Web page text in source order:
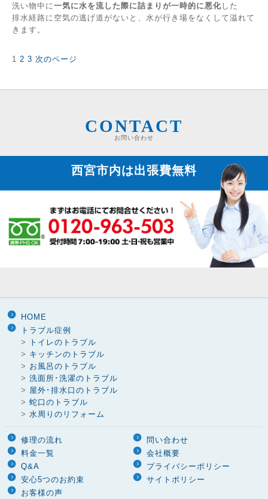
洗い物中に一気に水を流した際に詰まりが一時的に悪化した
排水経路に空気の逃げ道がないと、水が行き場をなくして溢れて
きます。
投固
1 固
2 固
3 次のページ
CONTACT
お問い合わせ
西宮市内は出張費無料
HOME
トラブル症例
>
トイレのトラブル
> キッチンのトラブル
> お風呂のトラブル
> 洗面所･洗濯のトラブル
> 屋外･排水口のトラブル
> 蛇口のトラブル
> 水周りのリフォーム
修理の流れ
料金一覧
Q&A
安心5つのお約束
お客様の声
問い合わせ
会社概要
プライバシーポリシー
サイトポリシー